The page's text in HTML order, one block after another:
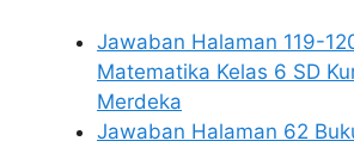
Jawaban Halaman 119-
Matematika Kelas 6 SD
Merdeka
Jawaban Halaman 62